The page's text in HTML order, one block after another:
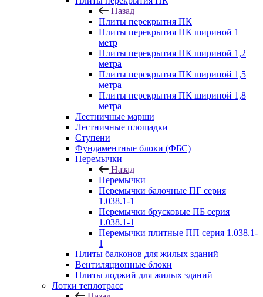
Назад
Плиты перекрытия ПК
Плиты перекрытия ПК шириной 1
метр
Плиты перекрытия ПК шириной 1,2
метра
Плиты перекрытия ПК шириной 1,5
метра
Плиты перекрытия ПК шириной 1,8
метра
Лестничные марши
Лестничные площадки
Ступени
Фундаментные блоки (ФБС)
Перемычки
Назад
Перемычки
Перемычки балочные ПГ серия
1.038.1-1
Перемычки брусковые ПБ серия
1.038.1-1
Перемычки плитные ПП серия 1.038.1-
1
Плиты балконов для жилых зданий
Вентиляционные блоки
Плиты лоджий для жилых зданий
Лотки теплотрасс